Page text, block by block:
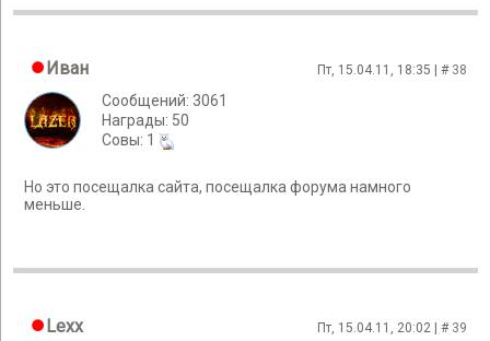
Иван Пт, 15.04.11, 18:35 | # 38
Сообщений: 3061
Награды: 50
Cовы: 1
Но это посещалка сайта, посещалка форума намного
меньше.
Lexx Пт, 15.04.11, 20:02 | # 39